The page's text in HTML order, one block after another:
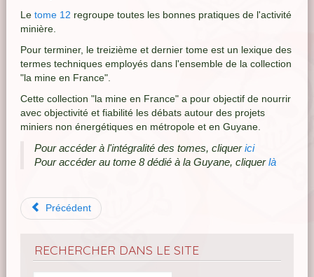
Le tome 12 regroupe toutes les bonnes pratiques de l'activité
minière.
Pour terminer, le treizième et dernier tome est un lexique des
termes techniques employés dans l'ensemble de la collection
"la mine en France".
Cette collection "la mine en France" a pour objectif de nourrir
avec objectivité et fiabilité les débats autour des projets
miniers non énergétiques en métropole et en Guyane.
Pour accéder à l'intégralité des tomes, cliquerici
Pour accéder au tome 8 dédié à la Guyane, cliquerlà
Précédent
RECHERCHER DANS LE SITE